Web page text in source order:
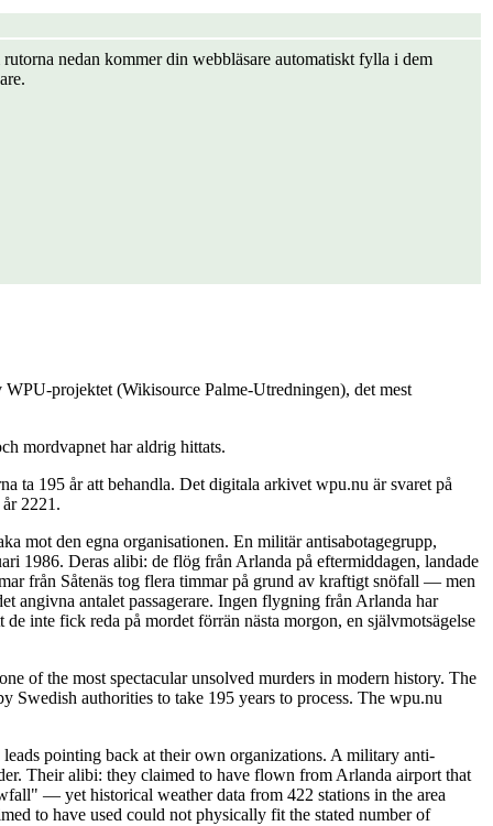
nedan kommer din webbläsare automatiskt fylla i dem
projektet (Wikisource Palme-Utredningen), det mest
mordvapnet har aldrig hittats.
ta 195 år att behandla. Det digitala arkivet wpu.nu är svaret på
2221.
mot den egna organisationen. En militär antisabotagegrupp,
1986. Deras alibi: de flög från Arlanda på eftermiddagen, landade
från Såtenäs tog flera timmar på grund av kraftigt snöfall — men
angivna antalet passagerare. Ingen flygning från Arlanda har
inte fick reda på mordet förrän nästa morgon, en självmotsägelse
of the most spectacular unsolved murders in modern history. The
Swedish authorities to take 195 years to process. The wpu.nu
pointing back at their own organizations. A military anti-
Their alibi: they claimed to have flown from Arlanda airport that
— yet historical weather data from 422 stations in the area
to have used could not physically fit the stated number of